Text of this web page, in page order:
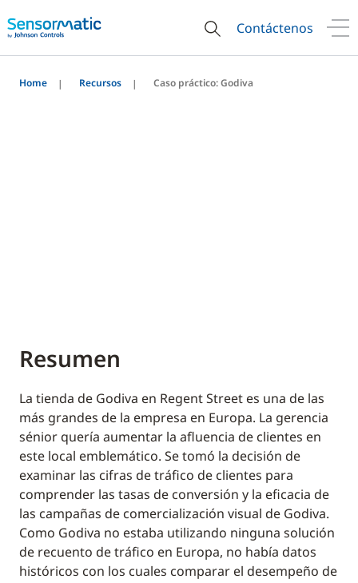
Contáctenos
Home Recursos Caso práctico: Godiva
Resumen
La tienda de Godiva en Regent Street es una de las
más grandes de la empresa en Europa. La gerencia
sénior quería aumentar la afluencia de clientes en
este local emblemático. Se tomó la decisión de
examinar las cifras de tráfico de clientes para
comprender las tasas de conversión y la eficacia de
las campañas de comercialización visual de Godiva.
Como Godiva no estaba utilizando ninguna solución
de recuento de tráfico en Europa, no había datos
históricos con los cuales comparar el desempeño de